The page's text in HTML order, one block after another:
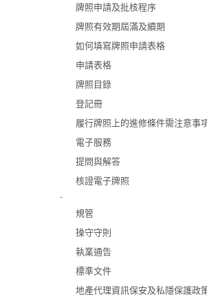
牌照申請及批核程序
牌照有效期屆滿及續期
如何填寫牌照申請表格
申請表格
牌照目錄
登記冊
履行牌照上的進修條件需注意事
電子服務
提問與解答
核證電子牌照
-
規管
操守守則
執業通告
標準文件
地產代理資訊保安及私隱保護政